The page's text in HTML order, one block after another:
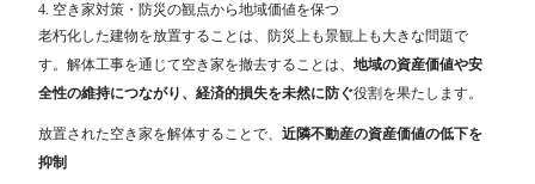
4. 空き家対策・防災の観点から地域価値を保つ
老朽化した建物を放置することは、防災上も景観上も大きな問題で
す。解体工事を通じて空き家を撤去することは、地域の資産価値や安
全性の維持につながり、経済的損失を未然に防ぐ役割を果たします。
放置された空き家を解体することで、近隣不動産の資産価値の低下を
抑制